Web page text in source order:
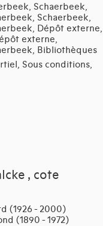
Schaerbeek,
Schaerbeek,
Dépôt externe,
externe,
Bibliothèques
Sous conditions,
, cote
(1926 - 2000)
(1890 - 1972)